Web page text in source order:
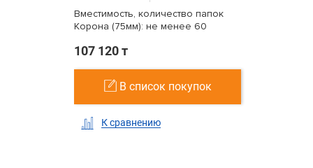
Вместимость, количество папок
Корона (75мм): не менее 60
107 120 т
В список покупок
К сравнению